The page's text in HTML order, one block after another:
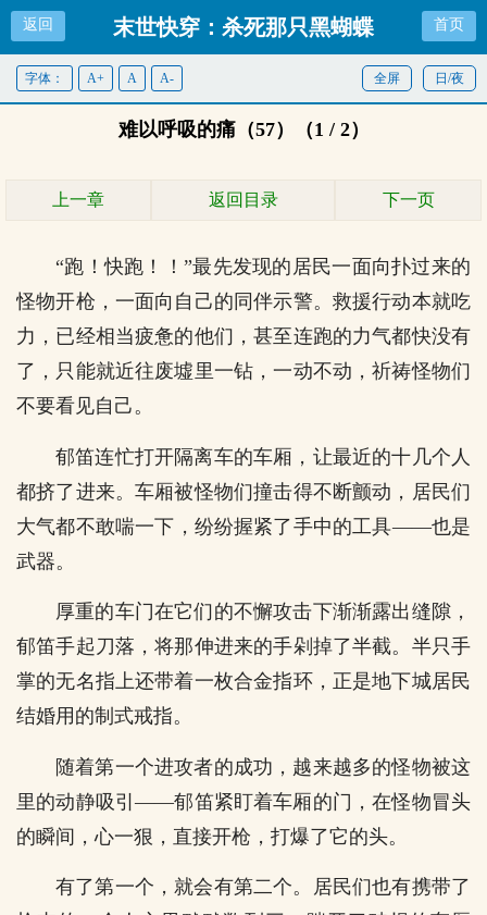
返回 末世快穿：杀死那只黑蝴蝶 首页
日/夜
全屏
字体： A+ A A-
难以呼吸的痛（57）（1 / 2）
上一章 返回目录 下一页
“跑！快跑！！”最先发现的居民一面向扑过来的
怪物开枪，一面向自己的同伴示警。救援行动本就吃
力，已经相当疲惫的他们，甚至连跑的力气都快没有
了，只能就近往废墟里一钻，一动不动，祈祷怪物们
不要看见自己。
郁笛连忙打开隔离车的车厢，让最近的十几个人
都挤了进来。车厢被怪物们撞击得不断颤动，居民们
大气都不敢喘一下，纷纷握紧了手中的工具——也是
武器。
厚重的车门在它们的不懈攻击下渐渐露出缝隙，
郁笛手起刀落，将那伸进来的手剁掉了半截。半只手
掌的无名指上还带着一枚合金指环，正是地下城居民
结婚用的制式戒指。
随着第一个进攻者的成功，越来越多的怪物被这
里的动静吸引——郁笛紧盯着车厢的门，在怪物冒头
的瞬间，心一狠，直接开枪，打爆了它的头。
有了第一个，就会有第二个。居民们也有携带了